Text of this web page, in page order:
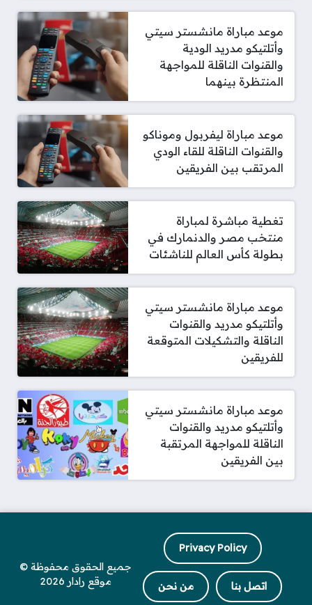
موعد مباراة مانشستر سيتي
وأتلتيكو مدريد الودية
والقنوات الناقلة للمواجهة
المنتظرة بينهما
موعد مباراة ليفربول وموناكو
والقنوات الناقلة للقاء الودي
المرتقب بين الفريقين
تغطية مباشرة لمباراة
منتخب مصر والدنمارك في
بطولة كأس العالم للناشئات
موعد مباراة مانشستر سيتي
وأتلتيكو مدريد والقنوات
الناقلة والتشكيلات المتوقعة
للفريقين
موعد مباراة مانشستر سيتي
وأتلتيكو مدريد والقنوات
الناقلة للمواجهة المرتقبة
بين الفريقين
Privacy Policy
اتصل بنا من نحن
جميع الحقوق محفوظة ©
موقع رادار 2026